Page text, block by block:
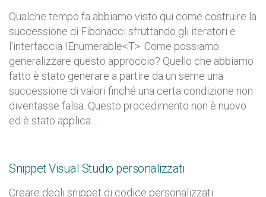
Qualche tempo fa abbiamo visto qui come costruire la
successione di Fibonacci sfruttando gli iteratori e
l'interfaccia IEnumerable<T>. Come possiamo
generalizzare questo approccio? Quello che abbiamo
fatto è stato generare a partire da un seme una
successione di valori finché una certa condizione non
diventasse falsa. Questo procedimento non è nuovo
ed è stato applica ...
Snippet Visual Studio personalizzati
Creare degli snippet di codice personalizzati